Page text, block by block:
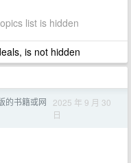
list is hidden
is not hidden
的书籍或网
2025 年 9 月 30
日